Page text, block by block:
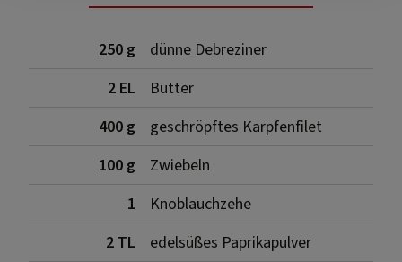
250 g
dünne Debreziner
2 EL
Butter
400 g
geschröpftes Karpfenfilet
100 g
Zwiebeln
1
Knoblauchzehe
2 TL
edelsüßes Paprikapulver